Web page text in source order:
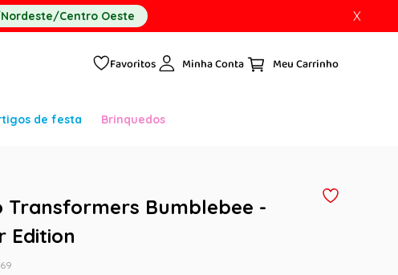
Centro Oeste X
Favoritos Minha Conta
de festa Brinquedos
Transformers Bumblebee -
Edition